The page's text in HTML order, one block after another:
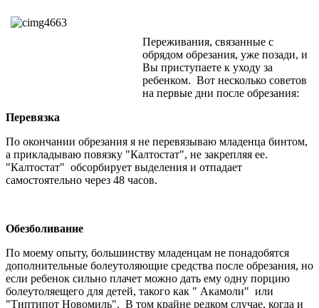
Переживания, связанные с
обрядом обрезания, уже позади, и
Вы приступаете к уходу за
ребенком. Вот несколько советов
на первые дни после обрезания:
Перевязка
По окончании обрезания я не перевязываю младенца бинтом,
а прикладываю повязку "Калтостат", не закрепляя ее.
"Калтостат" обсорбирует выделения и отпадает
самостоятельно через 48 часов.
Обезболивание
По моему опыту, большинству младенцам не понадобятся
дополнительные болеутоляющие средства после обрезания, но
если ребенок сильно плачет можно дать ему одну порцию
болеутоляещего для детей, такого как " Акамоли" или
"Типтипот Новомиль". В том крайне редком случае, когда и